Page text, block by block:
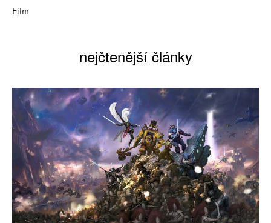
Film
nejčtenější články